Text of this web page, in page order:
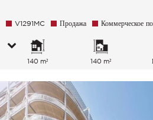
V1291MC Продажа Коммерческое
140 m² 140 m²